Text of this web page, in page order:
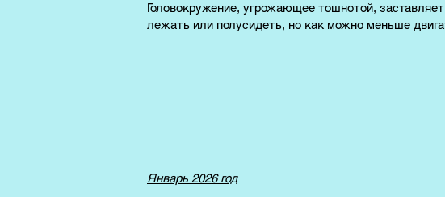
Головокружение, угрожающее тошнотой,
лежать или полусидеть, но как можно меньше
Январь 2026 год